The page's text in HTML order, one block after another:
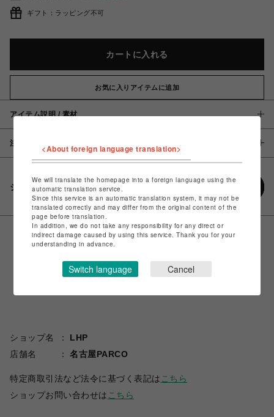
ギフト：ラッピング不可
カートに入れる
お気に入りアイテムに追加
アイテム説明 / 素材
注意事項
シェアする
ショップ名
LHP
店舗名
名古屋PARCO
特定商取引法など法令に基づく表記は こちら
ショップお問い合わせは こちら
<About foreign language translation>
We will translate the homepage into a foreign language using the
automatic translation service.
Since this service is an automatic translation system, it may not be
translated correctly and may differ from the original content of the
page before translation.
In addition, we do not take any responsibility for any direct or
indirect damage caused by using this service. Thank you for your
understanding in advance.
Switch language Cancel